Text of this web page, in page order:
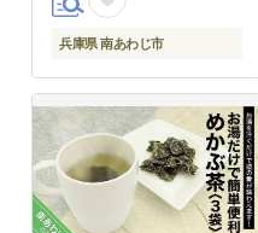
兵庫県 南あわじ市